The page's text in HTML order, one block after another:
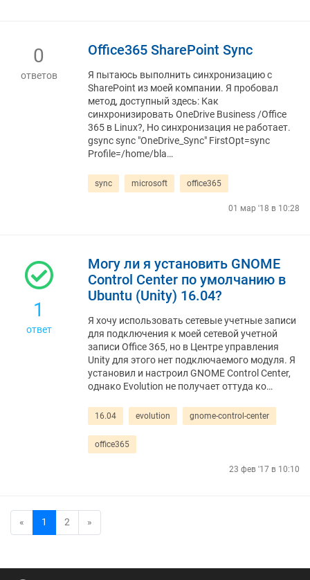
0
ответов
Office365 SharePoint Sync
Я пытаюсь выполнить синхронизацию с
SharePoint из моей компании. Я пробовал
метод, доступный здесь: Как
синхронизировать OneDrive Business /Office
365 в Linux?, Но синхронизация не работает.
gsync sync "OneDrive_Sync" FirstOpt=sync
Profile=/home/bla…
sync microsoft office365
01 мар '18 в 10:28
1
ответ
Могу ли я установить GNOME
Control Center по умолчанию в
Ubuntu (Unity) 16.04?
Я хочу использовать сетевые учетные записи
для подключения к моей сетевой учетной
записи Office 365, но в Центре управления
Unity для этого нет подключаемого модуля. Я
установил и настроил GNOME Control Center,
однако Evolution не получает оттуда ко…
16.04 evolution gnome-control-center
office365
23 фев '17 в 10:10
« 1 2 »